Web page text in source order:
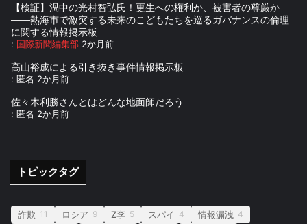
【検証】渦中の光村智弘氏！更生への権利か、被害者の尊厳か
――熱海市で激突する未来のこどもたちを巡るガバナンスの倫理
に関する情報掲示板
: 国際新聞編集部 2か月前
高山裕成による引き抜き事件情報掲示板
: 匿名 2か月前
佐々木利勝さんとはどんな地面師だろう
: 匿名 2か月前
トピックタグ
詐欺 11 ロシア 9 Z李 5 スパイ 4 情報漏洩 4